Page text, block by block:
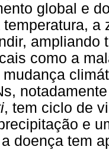
global e
ampliando
como a
, tem ciclo de
e
doença tem